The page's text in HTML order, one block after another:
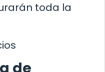
toda la
de